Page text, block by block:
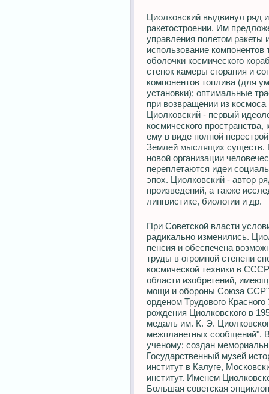
Циолковский выдвинул ряд
ракетостроении. Им
управления полетом ракеты
использование
оболочки космического
стенок камеры сгорания и
компонентов топлива (для
установки); оптимальные
при возвращении из космоса
Циолковский - первый
космического
ему в виде полной
Землей мыслящих существ.
новой организации
переплетаются идеи
эпох. Циолковский - автор
произведений, а также
лингвистике, биологии и др.
При Советской власти
радикально изменились.
пенсия и обеспечена
труды в огромной степени
космической техники в
области изобретений,
мощи и обороны Союза ССР"
орденом Трудового
рождения Циолковского в
медаль им. К. Э.
межпланетных сообщений".
ученому; создан
Государственный музей
институт в Калуге,
институт. Именем
Большая советская